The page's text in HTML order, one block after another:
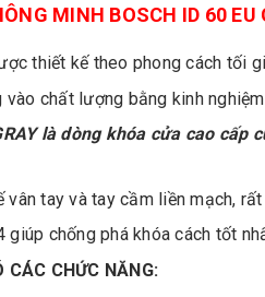
MINH BOSCH ID 60 EU
thiết kế theo phong cách tối
vào chất lượng bằng kinh
là dòng khóa cửa cao
vân tay và tay cầm liền mạch,
giúp chống phá khóa cách tốt
CÁC CHỨC NĂNG: